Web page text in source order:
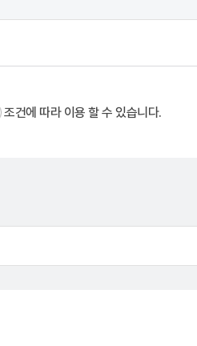
조건에 따라 이용 할 수 있습니다.